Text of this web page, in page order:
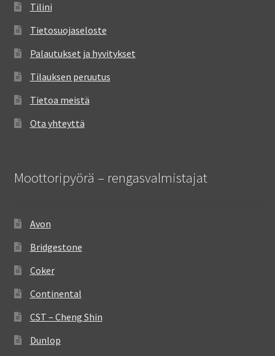
Tilini
Tietosuojaseloste
Palautukset ja hyvitykset
Tilauksen peruutus
Tietoa meistä
Ota yhteyttä
Moottoripyörä – rengasvalmistajat
Avon
Bridgestone
Coker
Continental
CST – Cheng Shin
Dunlop